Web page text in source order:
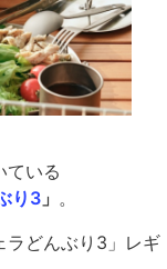
ている
り3 」 。
ラどんぶり3」レギ